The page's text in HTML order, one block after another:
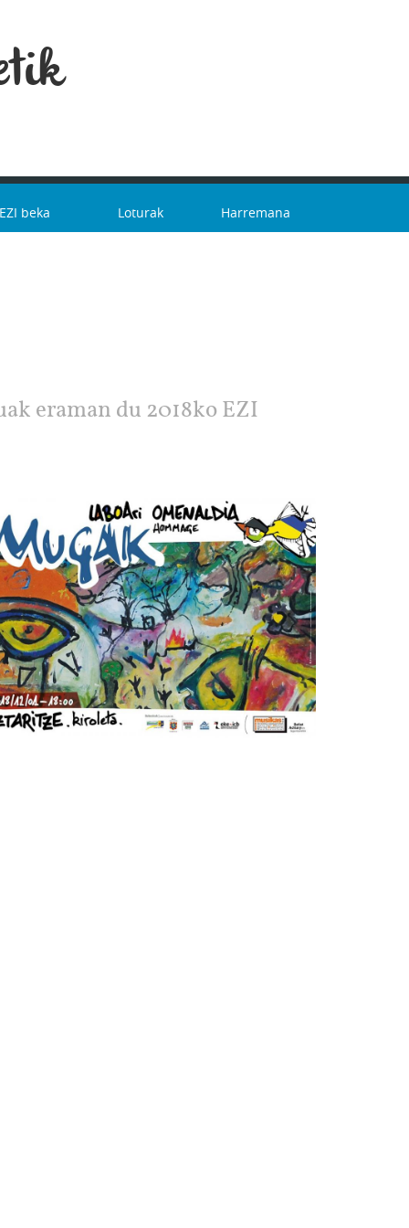
EZI beka Loturak
Harremana
eraman du 2018ko EZI